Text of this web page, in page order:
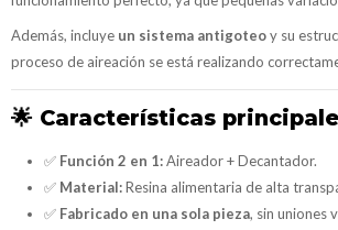
Además, incluye un sistema antigoteoy su
proceso de aireación se está realizando
🌟 Características
✅ Función 2 en 1:Aireador + Decantador.
✅ Material:Resina alimentaria de alta
✅ Fabricado en una sola pieza, sin uniones